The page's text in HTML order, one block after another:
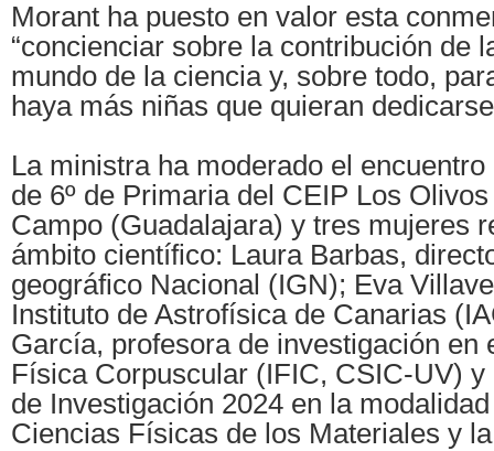
Morant ha puesto en valor esta
“concienciar sobre la contribución de
mundo de la ciencia y, sobre todo,
haya más niñas que quieran
La ministra ha moderado el
de 6º de Primaria del CEIP Los
Campo (Guadalajara) y tres mujeres
ámbito científico: Laura Barbas,
geográfico Nacional (IGN); Eva
Instituto de Astrofísica de Canarias
García, profesora de investigación en
Física Corpuscular (IFIC, CSIC-UV)
de Investigación 2024 en la
Ciencias Físicas de los Materiales y